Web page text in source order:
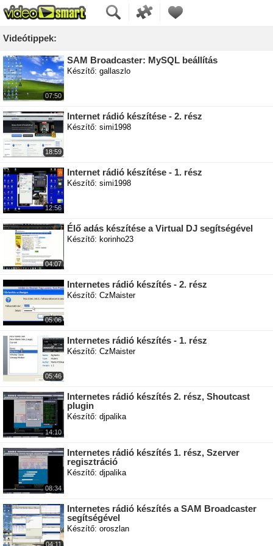
Videótippek:
07:50
SAM Broadcaster: MySQL beállítás
Készítő: gallaszlo
18:59
Internet rádió készítése - 2. rész
Készítő: simi1998
12:56
Internet rádió készítése - 1. rész
Készítő: simi1998
04:07
Élő adás készítése a Virtual DJ segítségével
Készítő: korinho23
05:06
Internetes rádió készítés - 2. rész
Készítő: CzMaister
05:46
Internetes rádió készítés - 1. rész
Készítő: CzMaister
14:10
Internetes rádió készítés 2. rész, Shoutcast
plugin
Készítő: djpalika
08:34
Internetes rádió készítés 1. rész, Szerver
regisztráció
Készítő: djpalika
04:11
Internetes rádió készítés a SAM Broadcaster
segítségével
Készítő: oroszlan